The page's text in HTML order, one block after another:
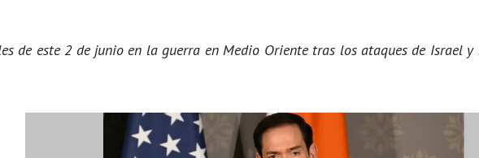
de este 2 de junio en la guerra en Medio Oriente tras los ataques de Israel